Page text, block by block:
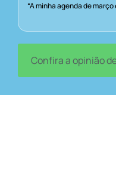
“A minha agenda de
Confira a opinião